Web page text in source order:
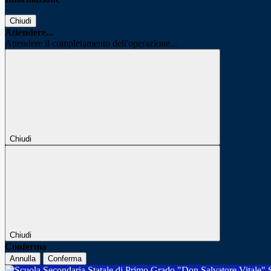
Chiudi
Attendere...
Attendere il completamento dell'operazione...
Chiudi
Chiudi
Conferma
Annulla Conferma